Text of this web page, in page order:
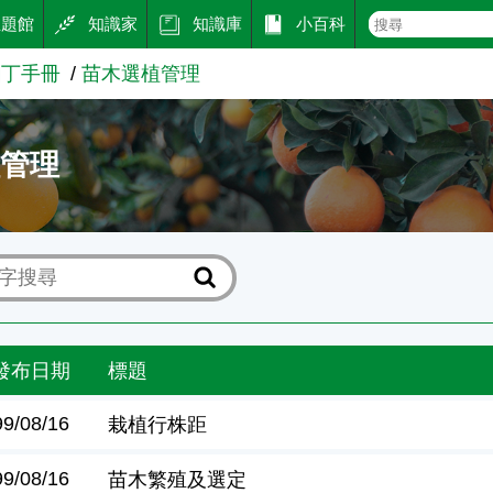
館 知識家 知識庫 小百科
手冊 苗木選植管理
理
布日期 標題
08/16 栽植行株距
08/16 苗木繁殖及選定